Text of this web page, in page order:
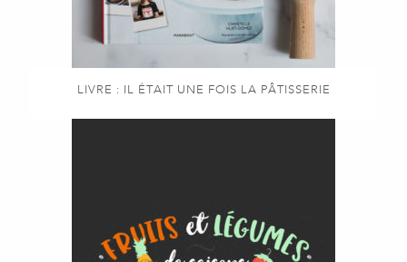
LIVRE : IL ÉTAIT UNE FOIS LA PÂTISSERIE